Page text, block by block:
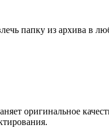
папку из архива в
оригинальное